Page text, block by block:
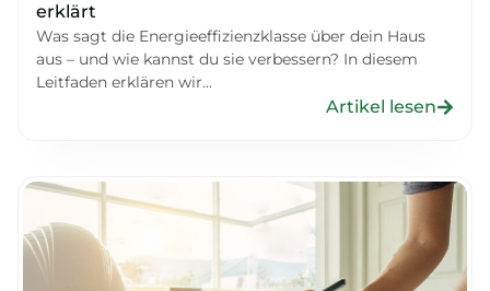
erklärt
Was sagt die Energieeffizienzklasse über dein Haus
aus – und wie kannst du sie verbessern? In diesem
Leitfaden erklären wir...
Artikel lesen